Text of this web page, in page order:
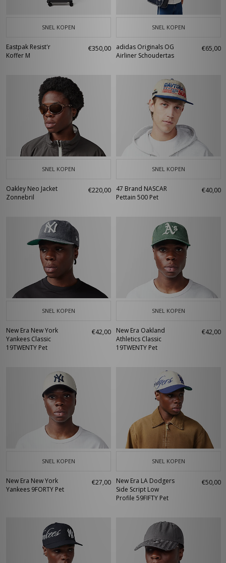
SNEL KOPEN
Eastpak Resist'r
Koffer M
€350,00
SNEL KOPEN
adidas Originals OG
Airliner Schoudertas
€65,00
SNEL KOPEN
Oakley Neo Jacket
Zonnebril
€220,00
SNEL KOPEN
47 Brand NASCAR
Pettain 500 Pet
€40,00
SNEL KOPEN
New Era New York
Yankees Classic
19TWENTY Pet
€42,00
SNEL KOPEN
New Era Oakland
Athletics Classic
19TWENTY Pet
€42,00
SNEL KOPEN
New Era New York
Yankees 9FORTY Pet
€27,00
SNEL KOPEN
New Era LA Dodgers
Side Script Low
Profile 59FIFTY Pet
€50,00